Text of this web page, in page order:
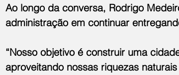
Ao longo da conversa, Rodrigo
administração em continuar
“Nosso objetivo é construir uma
aproveitando nossas riquezas